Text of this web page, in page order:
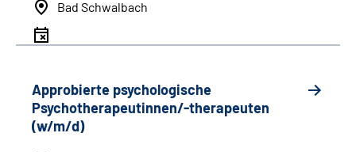
Bad Schwalbach
Approbierte psychologische
Psychotherapeutinnen/-therapeuten
(w/m/d)